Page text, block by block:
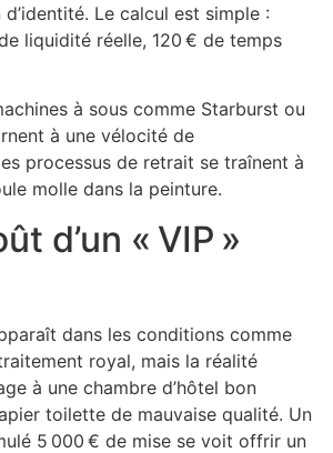
Le calcul est simple :
liquidité réelle, 120 € de temps
à sous comme Starburst ou
à une vélocité de
processus de retrait se traînent à
molle dans la peinture.
d’un « VIP »
dans les conditions comme
royal, mais la réalité
à une chambre d’hôtel bon
toilette de mauvaise qualité. Un
5 000 € de mise se voit offrir un